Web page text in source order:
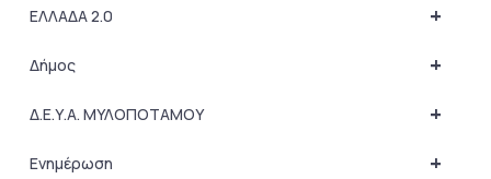
+
ΕΛΛΑΔΑ 2.0
+
Δήμος
+
Δ.Ε.Υ.Α. ΜΥΛΟΠΟΤΑΜΟΥ
+
Ενημέρωση